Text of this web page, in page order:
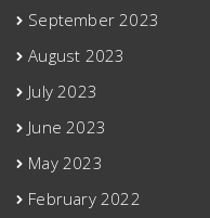
September 2023
August 2023
July 2023
June 2023
May 2023
February 2022